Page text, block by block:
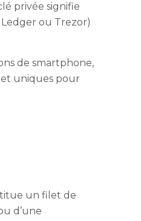
privée signifie
ou Trezor)
de smartphone,
et uniques pour
un filet de
d’une